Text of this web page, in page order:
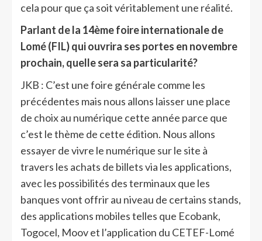
cela pour que ça soit véritablement une réalité.
Parlant de la 14ème foire internationale de
Lomé (FIL) qui ouvrira ses portes en novembre
prochain, quelle sera sa particularité?
JKB : C’est une foire générale comme les
précédentes mais nous allons laisser une place
de choix au numérique cette année parce que
c’est le thème de cette édition. Nous allons
essayer de vivre le numérique sur le site à
travers les achats de billets via les applications,
avec les possibilités des terminaux que les
banques vont offrir au niveau de certains stands,
des applications mobiles telles que Ecobank,
Togocel, Moov et l’application du CETEF-Lomé